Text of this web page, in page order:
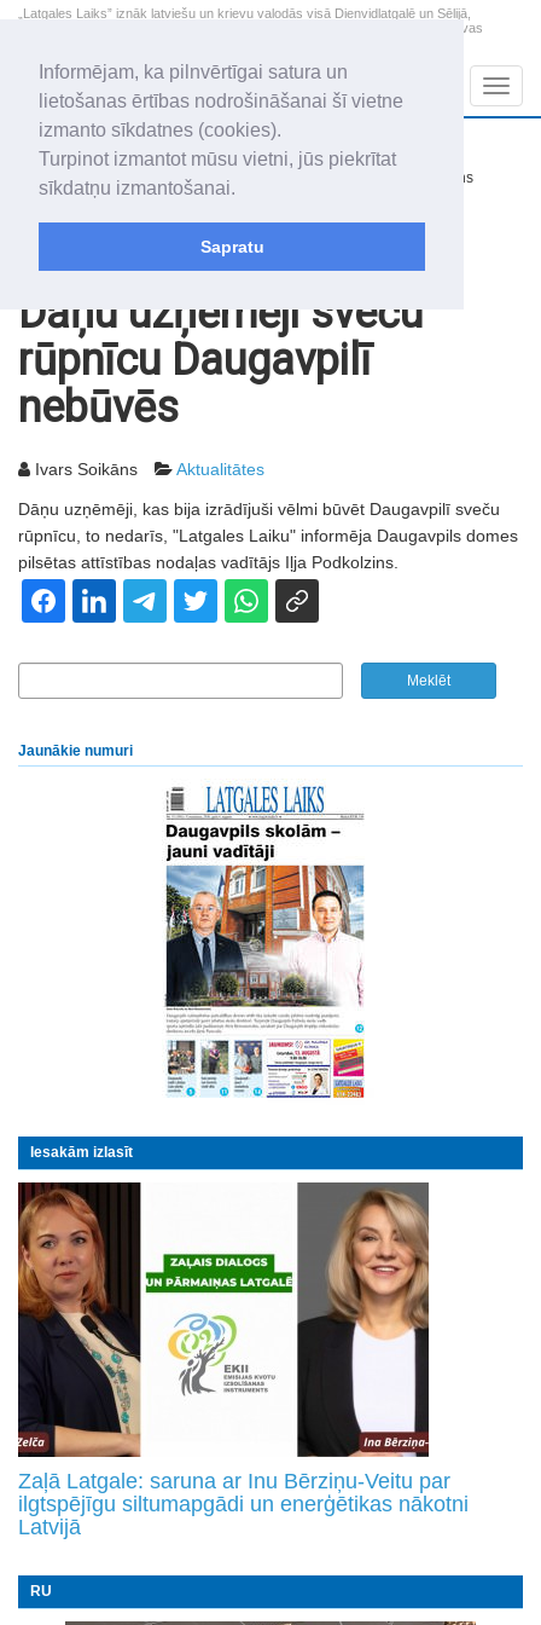
Informējam, ka pilnvērtīgai satura un
lietošanas ērtības nodrošināšanai šī vietne
izmanto sīkdatnes (cookies).
Turpinot izmantot mūsu vietni, jūs piekrītat
sīkdatņu izmantošanai.
Sapratu
„Latgales Laiks” iznāk latviešu un krievu valodās visā Dienvidlatgalē un Sēlijā,
„Latgales Laiks” latviešu valodā aptver Daugavpils valstspilsētu, Augšdaugavas
2026. gada 7. augusts
Piektdiena
Alfrēds, Fredis, Madars
+17.5
nedaudz mākoņains
Dāņu uzņēmēji sveču
rūpnīcu Daugavpilī
nebūvēs
Ivars Soikāns Aktualitātes
Dāņu uzņēmēji, kas bija izrādījuši vēlmi būvēt Daugavpilī sveču
rūpnīcu, to nedarīs, "Latgales Laiku" informēja Daugavpils domes
pilsētas attīstības nodaļas vadītājs Iļja Podkolzins.
Jaunākie numuri
Iesakām izlasīt
Zaļā Latgale: saruna ar Inu Bērziņu-Veitu par
ilgtspējīgu siltumapgādi un enerģētikas nākotni
Latvijā
RU